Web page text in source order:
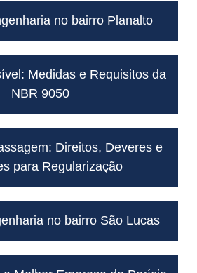
no bairro Planalto
Medidas e Requisitos da
NBR 9050
Direitos, Deveres e
para Regularização
no bairro São Lucas